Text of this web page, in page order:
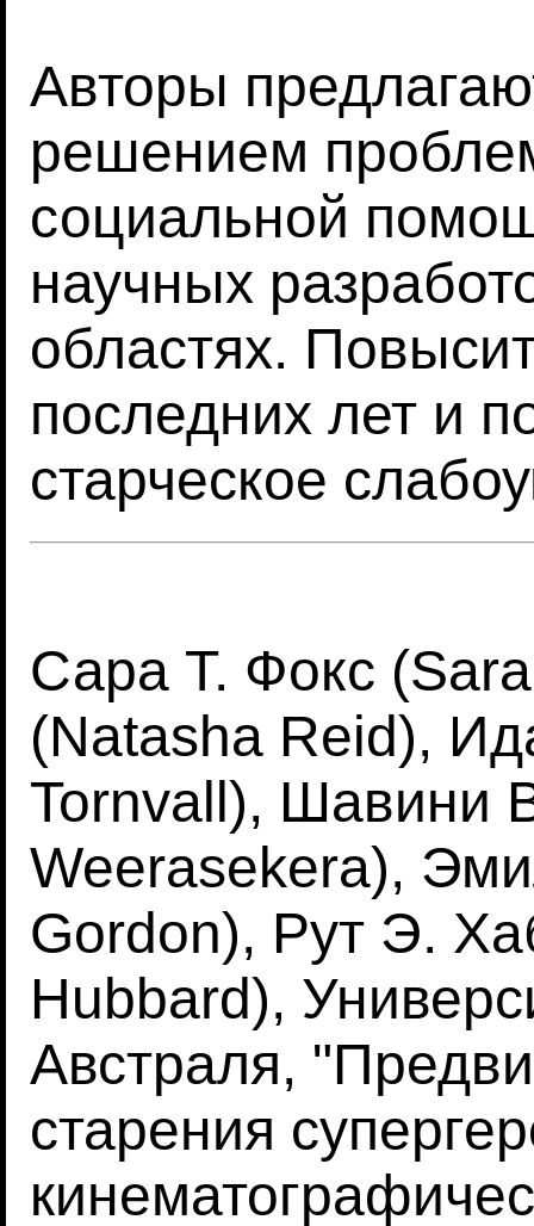
Авторы
решением
социальной
научных
областях.
последних лет и
старческое
Сара Т. Фокс
(Natasha Reid),
Tornvall), Шавини
Weerasekera),
Gordon), Рут Э.
Hubbard),
Австраля,
старения